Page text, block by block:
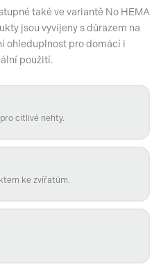
také ve variantě No HEMA
jsou vyvíjeny s důrazem na
ohleduplnost pro domácí i
použití.
citlivé nehty.
ke zvířatům.